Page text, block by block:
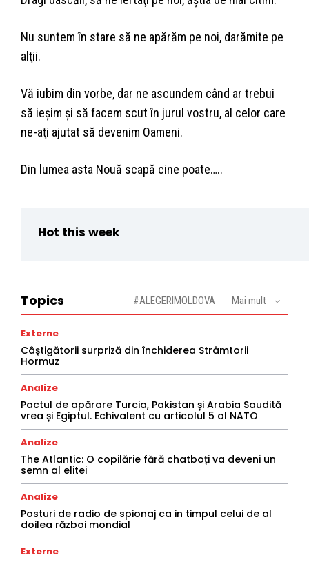
Nu suntem în stare să ne apărăm pe noi, darămite pe
alţii.
Vă iubim din vorbe, dar ne ascundem când ar trebui
să ieşim şi să facem scut în jurul vostru, al celor care
ne-aţi ajutat să devenim Oameni.
Din lumea asta Nouă scapă cine poate…..
Hot this week
Topics #ALEGERIMOLDOVA Mai mult
Externe
Câștigătorii surpriză din închiderea Strâmtorii
Hormuz
Analize
Pactul de apărare Turcia, Pakistan și Arabia Saudită
vrea și Egiptul. Echivalent cu articolul 5 al NATO
Analize
The Atlantic: O copilărie fără chatboți va deveni un
semn al elitei
Analize
Posturi de radio de spionaj ca in timpul celui de al
doilea război mondial
Externe